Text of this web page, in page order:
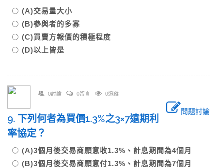
(A)交易量大小
(B)參與者的多寡
(C)買賣方報價的積極程度
(D)以上皆是
0討論 0留言 0追蹤
問題討論
9. 下列何者為買價1.3%之3×7遠期利
率協定？
(A)3個月後交易商願意收1.3%、計息期間為4個月
(B)3個月後交易商願意付1.3%、計息期間為7個月